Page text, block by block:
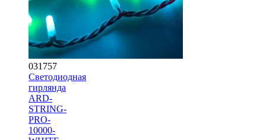
031757
Светодиодная
гирлянда
ARD-
STRING-
PRO-
10000-